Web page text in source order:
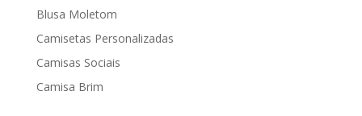
Blusa Moletom
Camisetas Personalizadas
Camisas Sociais
Camisa Brim